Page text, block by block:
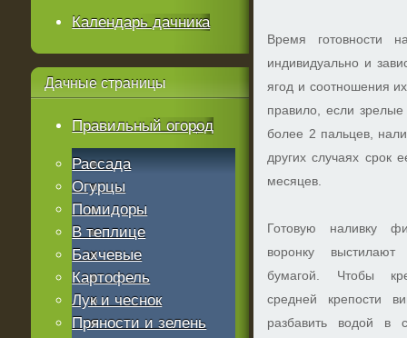
Время готовности
индивидуально и
ягод и соотношения
правило, если
более 2 пальцев,
других случаях срок
месяцев.
Готовую наливку
воронку
бумагой. Чтобы
средней крепости
разбавить водой
Календарь дачника
Дачные страницы
Правильный огород
Рассада
Огурцы
Помидоры
В теплице
Бахчевые
Картофель
Лук и чеснок
Пряности и зелень